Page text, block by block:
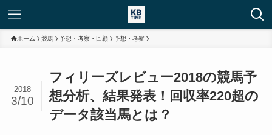
ホーム 競馬 予想・考察・回顧 予想・考察
フィリーズレビュー2018の競馬予
想分析、結果発表！回収率220超の
データ該当馬とは？
2018
3/10